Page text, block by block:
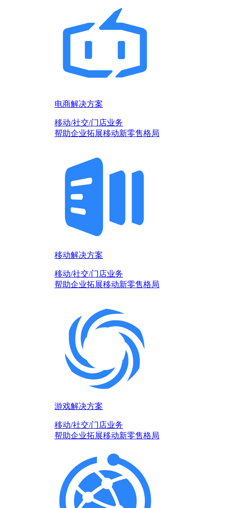
电商解决方案
移动/社交/门店业务
帮助企业拓展移动新零售格局
移动解决方案
移动/社交/门店业务
帮助企业拓展移动新零售格局
游戏解决方案
移动/社交/门店业务
帮助企业拓展移动新零售格局